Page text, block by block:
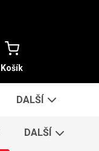
Košík
DALŠÍ
DALŠÍ